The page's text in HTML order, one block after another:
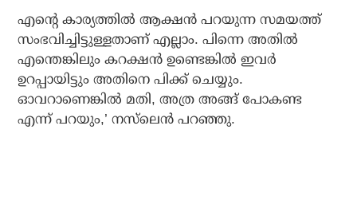
എന്റെ കാര്യത്തില്‍ ആക്ഷന്‍ പറയുന്ന സമയത്ത്
സംഭവിച്ചിട്ടുള്ളതാണ് എല്ലാം. പിന്നെ അതില്‍
എന്തെങ്കിലും കറക്ഷന്‍ ഉണ്ടെങ്കില്‍ ഇവര്‍
ഉറപ്പായിട്ടും അതിനെ പിക്ക് ചെയ്യും.
ഓവറാണെങ്കില്‍ മതി, അത്ര അങ്ങ് പോകണ്ട
എന്ന് പറയും,’ നസ്‌ലെന്‍ പറഞ്ഞു.